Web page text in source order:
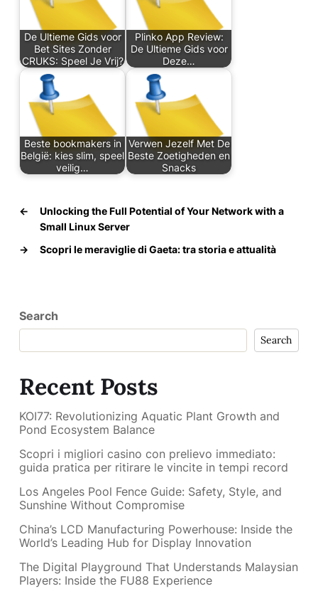
De Ultieme Gids voor
Bet Sites Zonder
CRUKS: Speel Je Vrij?
Plinko App Review:
De Ultieme Gids voor
Deze…
Beste bookmakers in
België: kies slim, speel
veilig…
Verwen Jezelf Met De
Beste Zoetigheden en
Snacks
←
Unlocking the Full Potential of Your Network with a
Small Linux Server
→
Scopri le meraviglie di Gaeta: tra storia e attualità
Search
Search
Recent Posts
KOI77: Revolutionizing Aquatic Plant Growth and
Pond Ecosystem Balance
Scopri i migliori casino con prelievo immediato:
guida pratica per ritirare le vincite in tempi record
Los Angeles Pool Fence Guide: Safety, Style, and
Sunshine Without Compromise
China’s LCD Manufacturing Powerhouse: Inside the
World’s Leading Hub for Display Innovation
The Digital Playground That Understands Malaysian
Players: Inside the FU88 Experience